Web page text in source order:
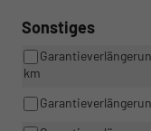
Sonstiges
km